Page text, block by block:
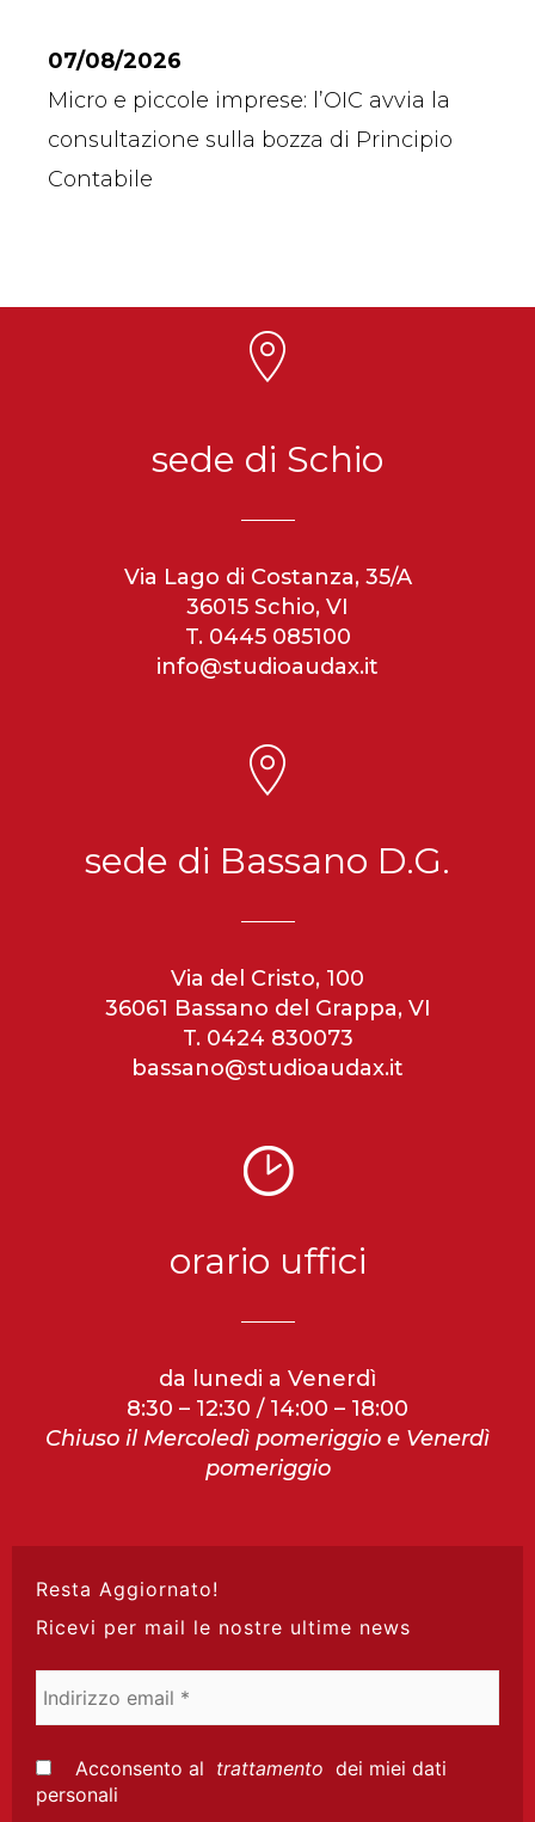
Micro e piccole imprese: l’OIC avvia la
consultazione sulla bozza di Principio
Contabile
07/08/2026
sede di Schio
Via Lago di Costanza, 35/A
36015 Schio, VI
T. 0445 085100
info@studioaudax.it
sede di Bassano D.G.
Via del Cristo, 100
36061 Bassano del Grappa, VI
T. 0424 830073
bassano@studioaudax.it
orario uffici
da lunedi a Venerdì
8:30 – 12:30 / 14:00 – 18:00
Chiuso il Mercoledì pomeriggio e Venerdì
pomeriggio
Resta Aggiornato!
Ricevi per mail le nostre ultime news
email
Acconsento al trattamento dei miei dati
personali